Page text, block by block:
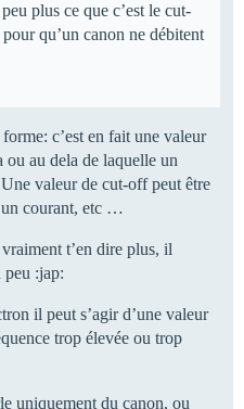
plus ce que c’est le cut-
qu’un canon ne débitent
c’est en fait une valeur
au dela de laquelle un
valeur de cut-off peut être
un courant, etc …
t’en dire plus, il
peu :jap:
il peut s’agir d’une valeur
trop élevée ou trop
uniquement du canon, ou